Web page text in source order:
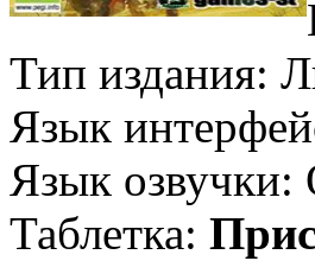
Тип издания:
Язык
Язык озвучки:
Таблетка: